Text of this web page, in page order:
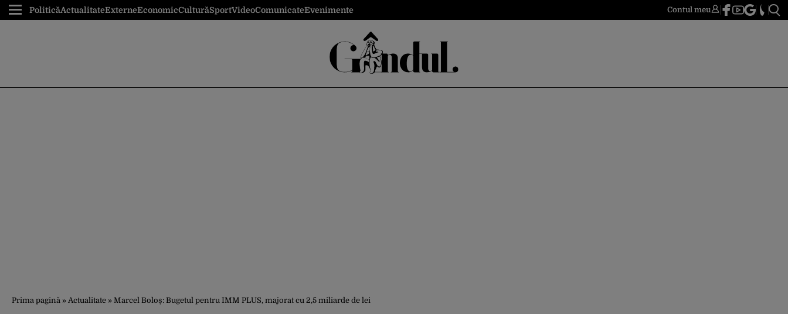
PoliticăActualitateExterneEconomicCulturăSportVideoComunicateEvenimente Contul meu
Prima pagină » Actualitate » Marcel Boloș: Bugetul pentru IMM PLUS, majorat cu 2,5 miliarde de lei